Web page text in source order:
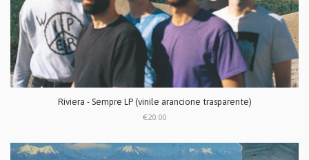
Riviera - Sempre LP (vinile arancione trasparente)
€20.00